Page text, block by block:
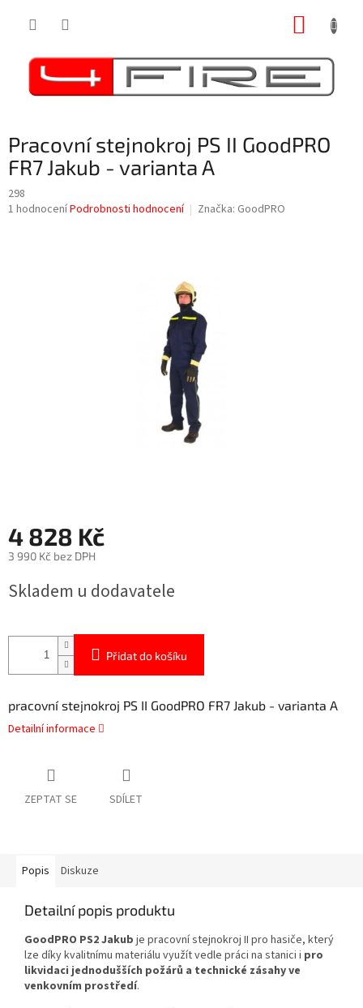
Pracovní stejnokroj PS II GoodPRO
FR7 Jakub - varianta A
298
Průměrné
1 hodnoceníPodrobnosti hodnocení Značka: GoodPRO
4 828 Kč
3 990 Kč bez DPH
cena:
Skladem u dodavatele
Přidat do košíku
pracovní stejnokroj PS II GoodPRO FR7 Jakub - varianta A
Detailní informace
ZEPTAT SE SDÍLET
Popis Diskuze
Detailní popis produktu
GoodPRO PS2 Jakub je pracovní stejnokroj II pro hasiče, který
lze díky kvalitnímu materiálu využít vedle práci na stanici i pro
likvidaci jednodušších požárů a technické zásahy ve
venkovním prostředí.